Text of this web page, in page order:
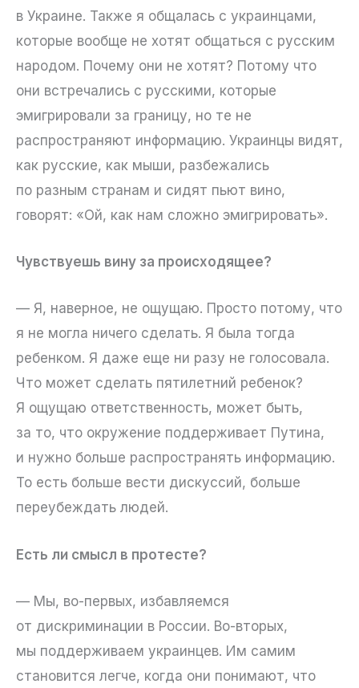
в Украине. Также я общалась с украинцами,
которые вообще не хотят общаться с русским
народом. Почему они не хотят? Потому что
они встречались с русскими, которые
эмигрировали за границу, но те не
распространяют информацию. Украинцы видят,
как русские, как мыши, разбежались
по разным странам и сидят пьют вино,
говорят: «Ой, как нам сложно эмигрировать».
Чувствуешь вину за происходящее?
— Я, наверное, не ощущаю. Просто потому, что
я не могла ничего сделать. Я была тогда
ребенком. Я даже еще ни разу не голосовала.
Что может сделать пятилетний ребенок?
Я ощущаю ответственность, может быть,
за то, что окружение поддерживает Путина,
и нужно больше распространять информацию.
То есть больше вести дискуссий, больше
переубеждать людей.
Есть ли смысл в протесте?
— Мы, во-первых, избавляемся
от дискриминации в России. Во-вторых,
мы поддерживаем украинцев. Им самим
становится легче, когда они понимают, что